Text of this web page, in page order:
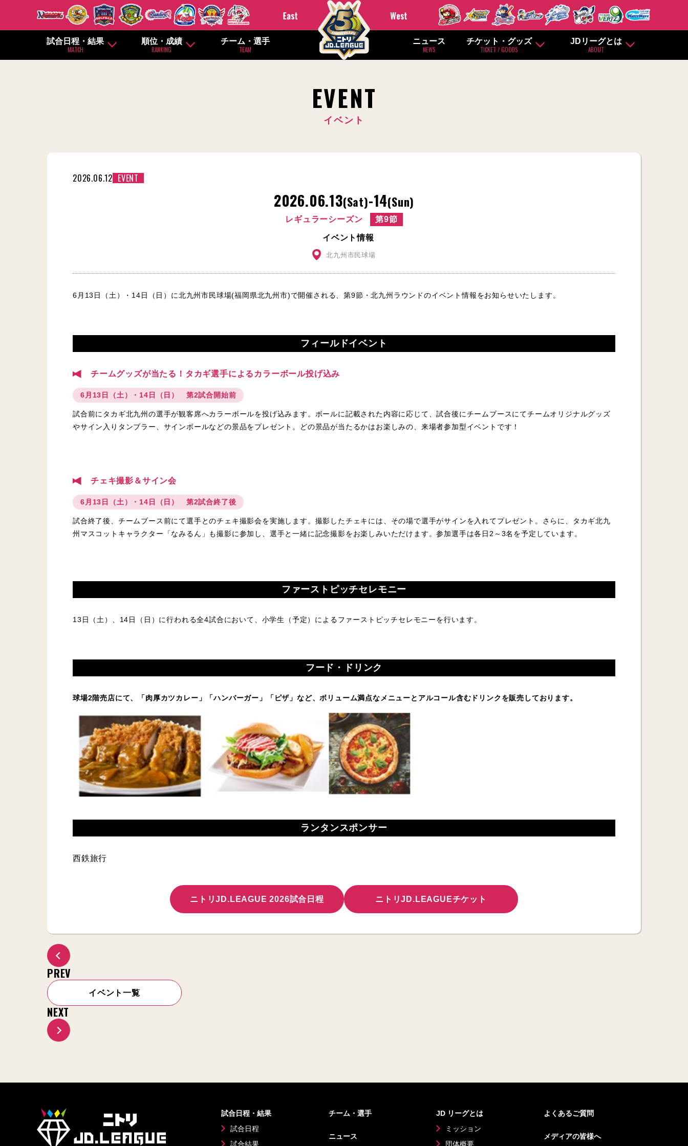
試合日程・結果
MATCH
順位・成績
RANKING
チーム・選手
TEAM
ニュース
NEWS
チケット・グッズ
TICKET / GOODS
JDリーグとは
ABOUT
EVENT
イベント
2026.06.12 EVENT
2026.06.13(Sat)-14(Sun)
レギュラーシーズン 第9節
イベント情報
北九州市民球場
6月13日（土）・14日（日）に北九州市民球場(福岡県北九州市)で開催される、第9節・北九州ラウンドのイベント情報をお知らせいたします。
フィールドイベント
チームグッズが当たる！タカギ選手によるカラーボール投げ込み
6月13日（土）・14日（日） 第2試合開始前
試合前にタカギ北九州の選手が観客席へカラーボールを投げ込みます。ボールに記載された内容に応じて、試合後にチームブースにてチームオリジナルグッズ
やサイン入りタンブラー、サインボールなどの景品をプレゼント。どの景品が当たるかはお楽しみの、来場者参加型イベントです！
チェキ撮影＆サイン会
6月13日（土）・14日（日） 第2試合終了後
試合終了後、チームブース前にて選手とのチェキ撮影会を実施します。撮影したチェキには、その場で選手がサインを入れてプレゼント。さらに、タカギ北九
州マスコットキャラクター「なみるん」も撮影に参加し、選手と一緒に記念撮影をお楽しみいただけます。参加選手は各日2～3名を予定しています。
ファーストピッチセレモニー
13日（土）、14日（日）に行われる全4試合において、小学生（予定）によるファーストピッチセレモニーを行います。
フード・ドリンク
球場2階売店にて、「肉厚カツカレー」「ハンバーガー」「ピザ」など、ボリューム満点なメニューとアルコール含むドリンクを販売しております。
ランタンスポンサー
西鉄旅行
ニトリJD.LEAGUE 2026試合日程 ニトリJD.LEAGUEチケット
PREV
イベント一覧
NEXT
試合日程・結果
試合日程
試合結果
チーム・選手
ニュース
JD リーグとは
ミッション
団体概要
よくあるご質問
メディアの皆様へ